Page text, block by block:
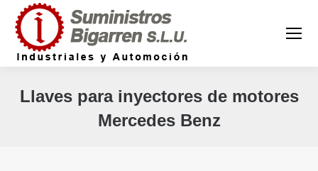
Llaves para inyectores de motores
Mercedes Benz